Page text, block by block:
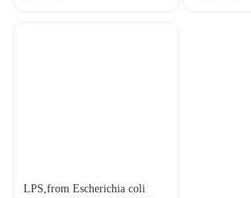
LPS,from Escherichia coli